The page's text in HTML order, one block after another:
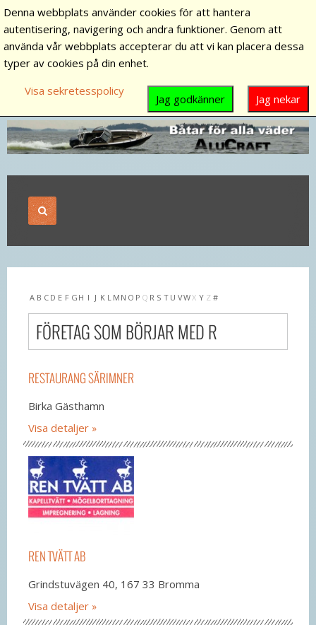
A B C D E F G H I J K L M N O P Q R S T U VWX Y Z #
FÖRETAG SOM BÖRJAR MED R
RESTAURANG SÄRIMNER
Birka Gästhamn
Visa detaljer
REN TVÄTT AB
Grindstuvägen 40, 167 33 Bromma
Visa detaljer
Denna webbplats använder cookies för att hantera
autentisering, navigering och andra funktioner. Genom att
använda vår webbplats accepterar du att vi kan placera dessa
typer av cookies på din enhet.
Visa sekretesspolicy
Jag nekar
Jag godkänner